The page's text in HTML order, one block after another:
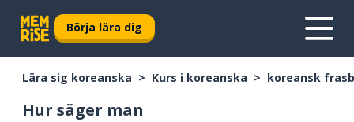
Börja lära dig
Lära sig koreanska Kurs i koreanska koreansk
Hur säger man